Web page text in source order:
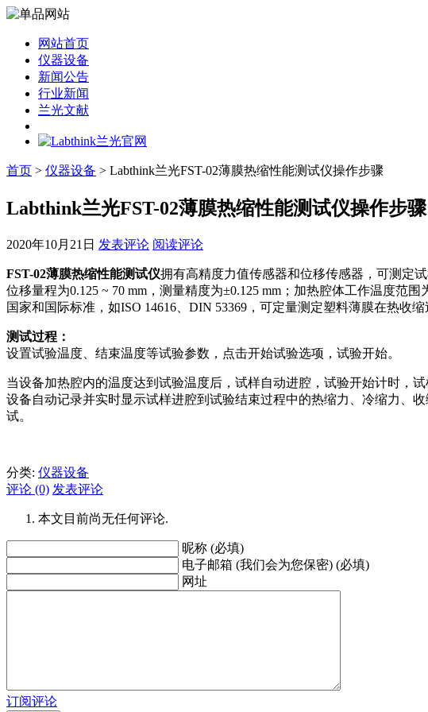
网站首页
仪器设备
新闻公告
行业新闻
兰光文献
首页 > 仪器设备 > Labthink兰光FST-02薄膜热缩性能测试仪操作步骤
Labthink兰光FST-02薄膜热缩性能测试仪操作步骤
2020年10月21日 发表评论 阅读评论
FST-02薄膜热缩性能测试仪拥有高精度力值传感器和位移传感器，可测定
位移量程为0.125 ~ 70 mm，测量精度为±0.125 mm；加热腔体工作温度范
国家和国际标准，如ISO 14616、DIN 53369，可定量测定塑料薄膜在热收
测试过程：
设置试验温度、结束温度等试验参数，点击开始试验选项，试验开始。
当设备加热腔内的温度达到试验温度后，试样自动进腔，试验开始计时，
设备自动记录并实时显示试样进腔到试验结束过程中的热缩力、冷缩力、
试。
分类: 仪器设备
评论 (0) 发表评论
本文目前尚无任何评论.
昵称 (必填)
电子邮箱 (我们会为您保密) (必填)
网址
订阅评论